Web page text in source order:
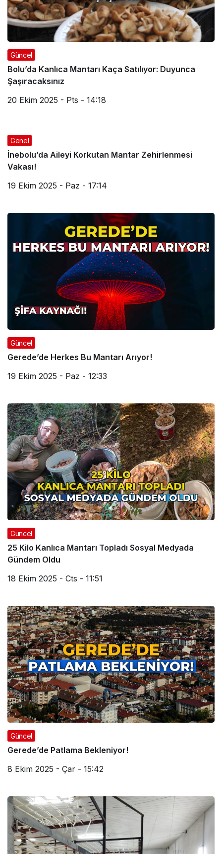
Güncel
Bolu’da Kanlıca Mantarı Kaça Satılıyor: Duyunca
Şaşıracaksınız
20 Ekim 2025 - Pts - 14:18
Genel
İnebolu’da Aileyi Korkutan Mantar Zehirlenmesi
Vakası!
19 Ekim 2025 - Paz - 17:14
Güncel
Gerede’de Herkes Bu Mantarı Arıyor!
19 Ekim 2025 - Paz - 12:33
Güncel
25 Kilo Kanlıca Mantarı Topladı Sosyal Medyada
Gündem Oldu
18 Ekim 2025 - Cts - 11:51
Güncel
Gerede’de Patlama Bekleniyor!
8 Ekim 2025 - Çar - 15:42